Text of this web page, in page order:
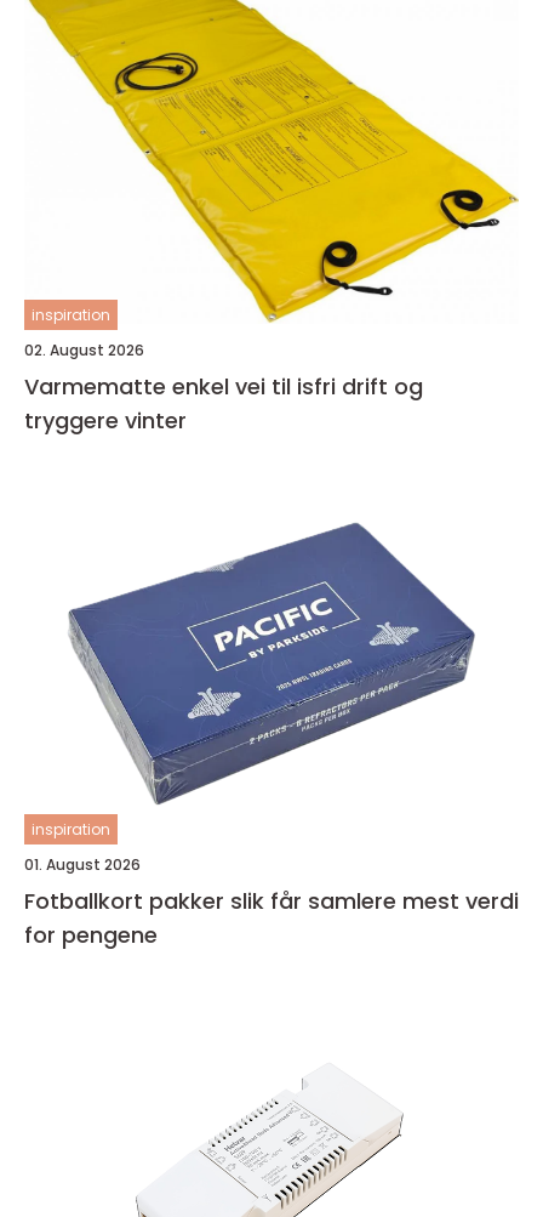
inspiration
02. August 2026
Varmematte enkel vei til isfri drift og
tryggere vinter
inspiration
01. August 2026
Fotballkort pakker slik får samlere mest verdi
for pengene